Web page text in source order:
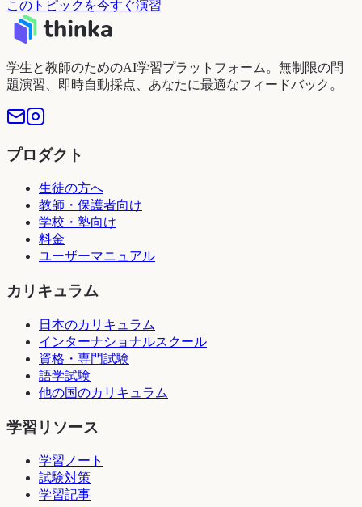
このトピックを今すぐ演習
学生と教師のためのAI学習プラットフォーム。無制限の問
題演習、即時自動採点、あなたに最適なフィードバック。
プロダクト
生徒の方へ
教師・保護者向け
学校・塾向け
料金
ユーザーマニュアル
カリキュラム
日本のカリキュラム
インターナショナルスクール
資格・専門試験
語学試験
他の国のカリキュラム
学習リソース
学習ノート
試験対策
学習記事